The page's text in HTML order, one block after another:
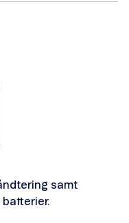
samt